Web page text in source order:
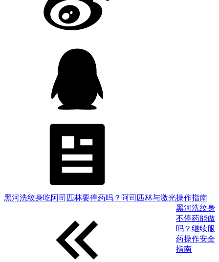
黑河洗纹身吃阿司匹林要停药吗？阿司匹林与激光操作指南
黑河洗纹身
不停药能做
吗？继续服
药操作安全
指南